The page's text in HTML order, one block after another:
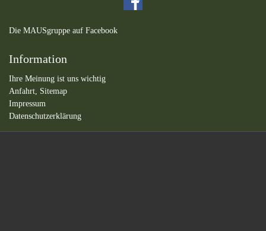
Die MAUSgruppe auf Facebook
Information
Ihre Meinung ist uns wichtig
Anfahrt, Sitemap
Impressum
Datenschutzerklärung